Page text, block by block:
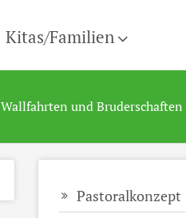
Kitas/Familien
Wallfahrten und Bruderschaften
Pastoralkonzept